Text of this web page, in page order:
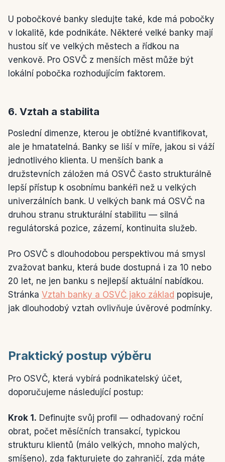
U pobočkové banky sledujte také, kde má pobočky
v lokalitě, kde podnikáte. Některé velké banky mají
hustou síť ve velkých městech a řídkou na
venkově. Pro OSVČ z menších měst může být
lokální pobočka rozhodujícím faktorem.
6. Vztah a stabilita
Poslední dimenze, kterou je obtížné kvantifikovat,
ale je hmatatelná. Banky se liší v míře, jakou si váží
jednotlivého klienta. U menších bank a
družstevních záložen má OSVČ často strukturálně
lepší přístup k osobnímu bankéři než u velkých
univerzálních bank. U velkých bank má OSVČ na
druhou stranu strukturální stabilitu — silná
regulátorská pozice, zázemí, kontinuita služeb.
Pro OSVČ s dlouhodobou perspektivou má smysl
zvažovat banku, která bude dostupná i za 10 nebo
20 let, ne jen banku s nejlepší aktuální nabídkou.
Stránka Vztah banky a OSVČ jako základ popisuje,
jak dlouhodobý vztah ovlivňuje úvěrové podmínky.
Praktický postup výběru
Pro OSVČ, která vybírá podnikatelský účet,
doporučujeme následující postup:
Krok 1. Definujte svůj profil — odhadovaný roční
obrat, počet měsíčních transakcí, typickou
strukturu klientů (málo velkých, mnoho malých,
smíšeno), zda fakturujete do zahraničí, zda máte